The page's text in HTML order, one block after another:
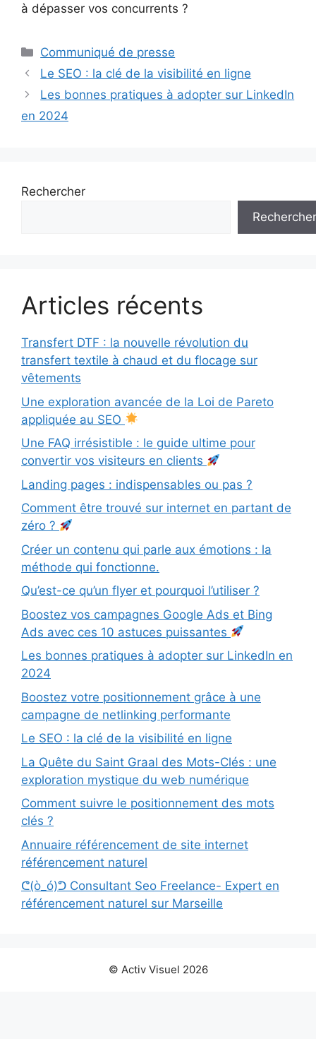
à dépasser vos concurrents ?
Catégories
Communiqué de presse
Le SEO : la clé de la visibilité en ligne
Les bonnes pratiques à adopter sur LinkedIn
en 2024
Rechercher
Rechercher
Articles récents
Transfert DTF : la nouvelle révolution du
transfert textile à chaud et du flocage sur
vêtements
Une exploration avancée de la Loi de Pareto
appliquée au SEO
Une FAQ irrésistible : le guide ultime pour
convertir vos visiteurs en clients
Landing pages : indispensables ou pas ?
Comment être trouvé sur internet en partant de
zéro ?
Créer un contenu qui parle aux émotions : la
méthode qui fonctionne.
Qu’est-ce qu’un flyer et pourquoi l’utiliser ?
Boostez vos campagnes Google Ads et Bing
Ads avec ces 10 astuces puissantes
Les bonnes pratiques à adopter sur LinkedIn en
2024
Boostez votre positionnement grâce à une
campagne de netlinking performante
Le SEO : la clé de la visibilité en ligne
La Quête du Saint Graal des Mots-Clés : une
exploration mystique du web numérique
Comment suivre le positionnement des mots
clés ?
Annuaire référencement de site internet
référencement naturel
ᕦ(ò_ó)ᕤ Consultant Seo Freelance- Expert en
référencement naturel sur Marseille
© Activ Visuel 2026